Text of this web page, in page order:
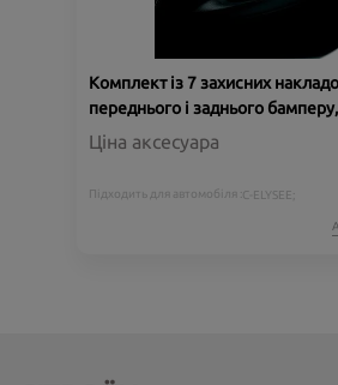
Комплект із 7 захисних
переднього і заднього
Ціна аксесуара
Підходить для автомобіля : C-ELYSEE;